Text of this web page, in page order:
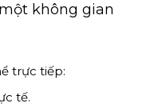
không gian
trực tiếp:
tế.